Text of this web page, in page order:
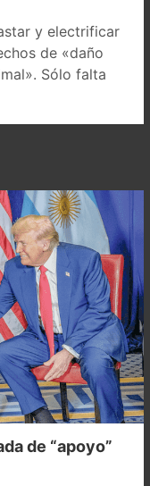
y electrificar
de «daño
Sólo falta
de “apoyo”